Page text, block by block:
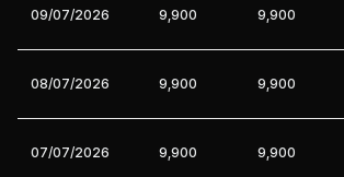
09/07/2026 9,900 9,900
08/07/2026 9,900 9,900
07/07/2026 9,900 9,900